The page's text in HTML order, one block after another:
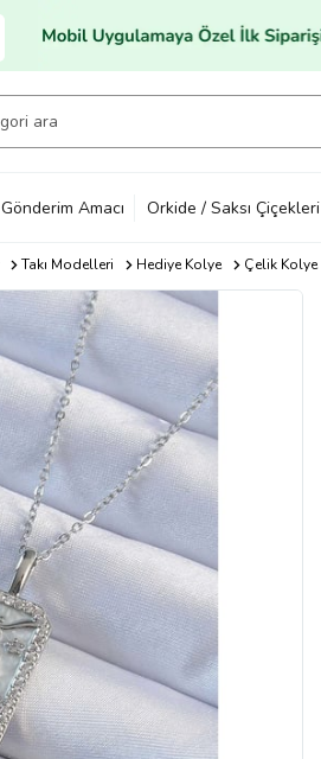
Gönderim Amacı Orkide / Saksı Çiçekleri
Takı Modelleri Hediye Kolye Çelik Kolye